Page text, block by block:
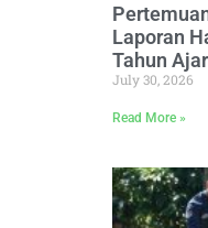
Laporan
Tahun
July 30, 2026
Read More »